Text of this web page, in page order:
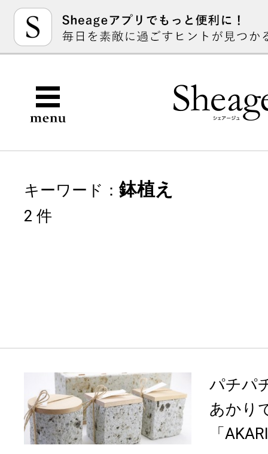
キーワード： 鉢植え
2 件
パチパ
あかり
「